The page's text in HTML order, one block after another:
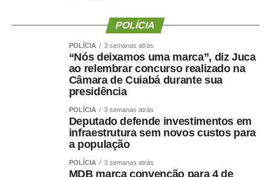
WhatsApp
Facebook
Twitter
Messenger
LinkedIn
Share
POLÍCIA
POLÍCIA 3 semanas atrás
“Nós deixamos uma marca”, diz Juca
ao relembrar concurso realizado na
Câmara de Cuiabá durante sua
presidência
POLÍCIA 3 semanas atrás
Deputado defende investimentos em
infraestrutura sem novos custos para
a população
POLÍCIA 3 semanas atrás
MDB marca convenção para 4 de